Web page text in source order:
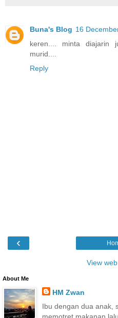
Buna's Blog 16
keren.... minta diajarin
murid....
Reply
‹
View
About Me
HM Zwan
Ibu dengan dua anak,